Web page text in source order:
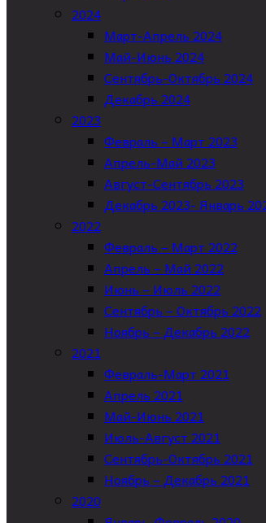
2024
Март-Апрель 2024
Май-Июнь 2024
Сентябрь-Октябрь 2024
Декабрь 2024
2023
Февраль – Март 2023
Апрель-Май 2023
Август-Сентябрь 2023
Декабрь 2023- Январь
2022
Февраль – Март 2022
Апрель – Май 2022
Июнь – Июль 2022
Сентябрь – Октябрь 2022
Ноябрь – Декабрь 2022
2021
Февраль-Март 2021
Апрель 2021
Май-Июнь 2021
Июль-Август 2021
Сентябрь-Октябрь 2021
Ноябрь – Декабрь 2021
2020